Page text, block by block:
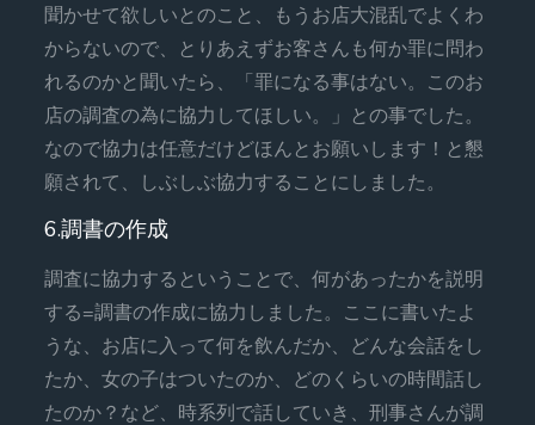
聞かせて欲しいとのこと、もうお店大混乱でよくわ
からないので、とりあえずお客さんも何か罪に問わ
れるのかと聞いたら、「罪になる事はない。このお
店の調査の為に協力してほしい。」との事でした。
なので協力は任意だけどほんとお願いします！と懇
願されて、しぶしぶ協力することにしました。
6.調書の作成
調査に協力するということで、何があったかを説明
する=調書の作成に協力しました。ここに書いたよ
うな、お店に入って何を飲んだか、どんな会話をし
たか、女の子はついたのか、どのくらいの時間話し
たのか？など、時系列で話していき、刑事さんが調